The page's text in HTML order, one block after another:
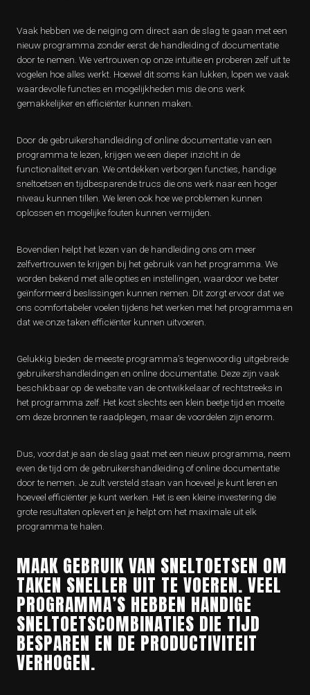
Vaak hebben we de neiging om direct aan de slag te gaan met een
nieuw programma zonder eerst de handleiding of documentatie
door te nemen. We vertrouwen op onze intuïtie en proberen zelf uit te
vogelen hoe alles werkt. Hoewel dit soms kan lukken, lopen we vaak
waardevolle functies en mogelijkheden mis die ons werk
gemakkelijker en efficiënter kunnen maken.
Door de gebruikershandleiding of online documentatie van een
programma te lezen, krijgen we een dieper inzicht in de
functionaliteit ervan. We ontdekken verborgen functies, handige
sneltoetsen en tijdbesparende trucs die ons werk naar een hoger
niveau kunnen tillen. We leren ook hoe we problemen kunnen
oplossen en mogelijke fouten kunnen vermijden.
Bovendien helpt het lezen van de handleiding ons om meer
zelfvertrouwen te krijgen bij het gebruik van het programma. We
worden bekend met alle opties en instellingen, waardoor we beter
geïnformeerd beslissingen kunnen nemen. Dit zorgt ervoor dat we
ons comfortabeler voelen tijdens het werken met het programma en
dat we onze taken efficiënter kunnen uitvoeren.
Gelukkig bieden de meeste programma’s tegenwoordig uitgebreide
gebruikershandleidingen en online documentatie. Deze zijn vaak
beschikbaar op de website van de ontwikkelaar of rechtstreeks in
het programma zelf. Het kost slechts een klein beetje tijd en moeite
om deze bronnen te raadplegen, maar de voordelen zijn enorm.
Dus, voordat je aan de slag gaat met een nieuw programma, neem
even de tijd om de gebruikershandleiding of online documentatie
door te nemen. Je zult versteld staan van hoeveel je kunt leren en
hoeveel efficiënter je kunt werken. Het is een kleine investering die
grote resultaten oplevert en je helpt om het maximale uit elk
programma te halen.
MAAK GEBRUIK VAN SNELTOETSEN OM
TAKEN SNELLER UIT TE VOEREN. VEEL
PROGRAMMA’S HEBBEN HANDIGE
SNELTOETSCOMBINATIES DIE TIJD
BESPAREN EN DE PRODUCTIVITEIT
VERHOGEN.